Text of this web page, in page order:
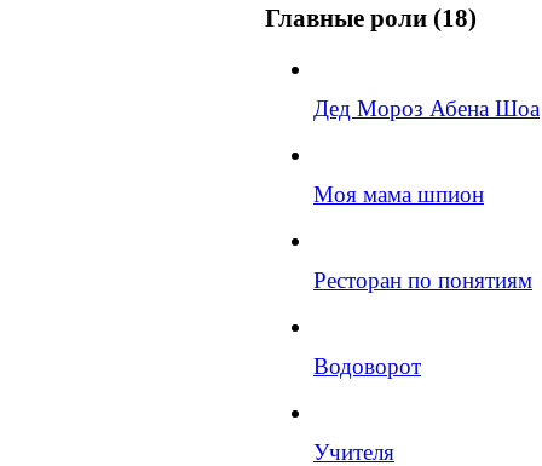
Главные роли (18)
Дед Мороз Абена Шоа
Моя мама шпион
Ресторан по понятиям
Водоворот
Учителя